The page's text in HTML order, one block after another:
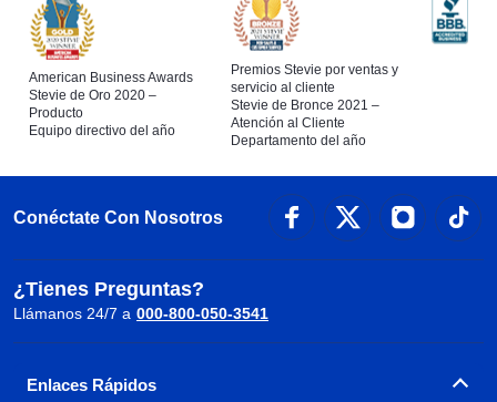
American Business Awards
Stevie de Oro 2020 –
Producto
Equipo directivo del año
Premios Stevie por ventas y
servicio al cliente
Stevie de Bronce 2021 –
Atención al Cliente
Departamento del año
Conéctate Con Nosotros
¿Tienes Preguntas?
Llámanos 24/7 a 000-800-050-3541
Enlaces Rápidos